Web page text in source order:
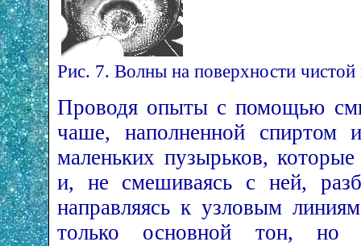
Рис. 7. Волны на поверхности
Проводя опыты с помощью
чаше, наполненной спиртом
маленьких пузырьков,
и, не смешиваясь с ней,
направляясь к узловым
только основной тон,